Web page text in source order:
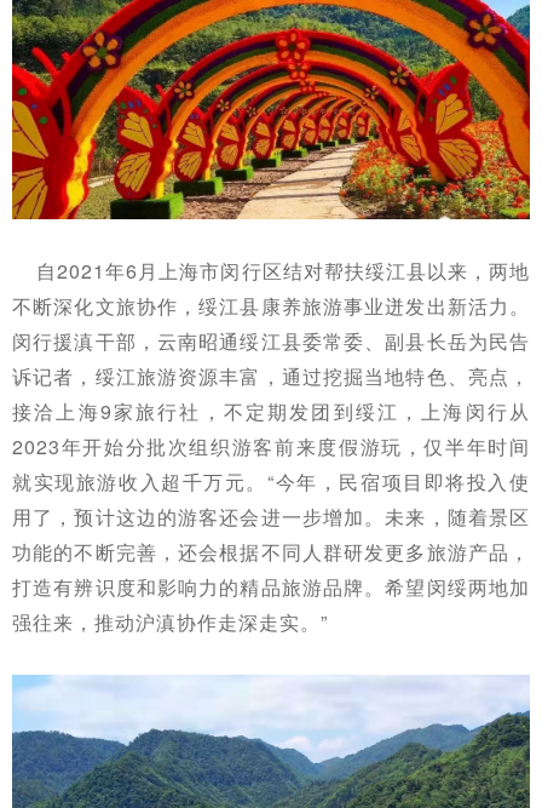
自2021年6月上海市闵行区结对帮扶绥江县以来，两地
不断深化文旅协作，绥江县康养旅游事业迸发出新活力。
闵行援滇干部，云南昭通绥江县委常委、副县长岳为民告
诉记者， 绥江旅游资源丰富，通过挖掘当地特色、亮点，
接洽上海9家旅行社，不定期发团到绥江，上海闵行从
2023年开始分批次组织游客前来度假游玩，仅半年时间
就实现旅游收入超千万元。 “今年， 民宿项目即将投入使
用了，预计这边的游客还会进一步增加。未来， 随着景区
功能的不断完善，还会根据不同人群研发更多旅游产品，
打造有辨识度和影响力的精品旅游品牌。希望闵绥两地加
强往来，推动沪滇协作走深走实。 ”